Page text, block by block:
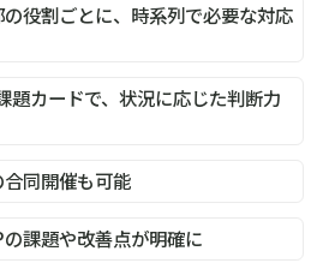
役割ごとに、時系列で必要な対応
題カードで、状況に応じた判断力
同開催も可能
課題や改善点が明確に